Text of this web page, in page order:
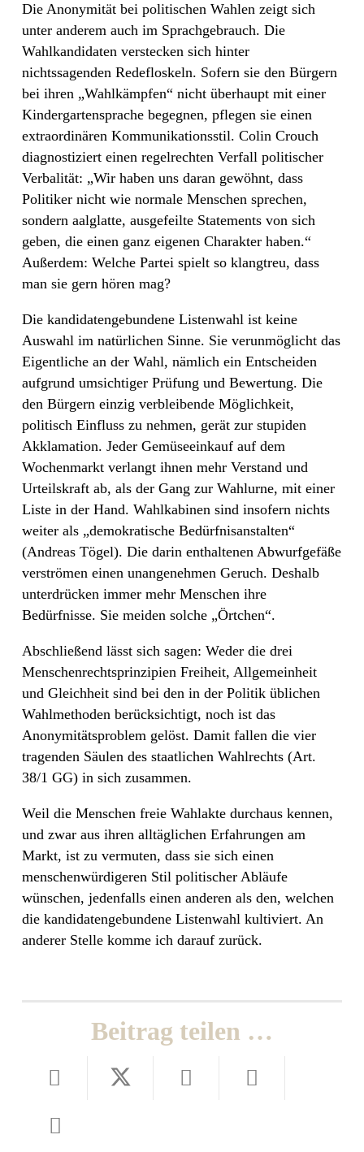
Die Anonymität bei politischen Wahlen zeigt sich
unter anderem auch im Sprachgebrauch. Die
Wahlkandidaten verstecken sich hinter
nichtssagenden Redefloskeln. Sofern sie den Bürgern
bei ihren „Wahlkämpfen“ nicht überhaupt mit einer
Kindergartensprache begegnen, pflegen sie einen
extraordinären Kommunikationsstil. Colin Crouch
diagnostiziert einen regelrechten Verfall politischer
Verbalität: „Wir haben uns daran gewöhnt, dass
Politiker nicht wie normale Menschen sprechen,
sondern aalglatte, ausgefeilte Statements von sich
geben, die einen ganz eigenen Charakter haben.“
Außerdem: Welche Partei spielt so klangtreu, dass
man sie gern hören mag?
Die kandidatengebundene Listenwahl ist keine
Auswahl im natürlichen Sinne. Sie verunmöglicht das
Eigentliche an der Wahl, nämlich ein Entscheiden
aufgrund umsichtiger Prüfung und Bewertung. Die
den Bürgern einzig verbleibende Möglichkeit,
politisch Einfluss zu nehmen, gerät zur stupiden
Akklamation. Jeder Gemüseeinkauf auf dem
Wochenmarkt verlangt ihnen mehr Verstand und
Urteilskraft ab, als der Gang zur Wahlurne, mit einer
Liste in der Hand. Wahlkabinen sind insofern nichts
weiter als „demokratische Bedürfnisanstalten“
(Andreas Tögel). Die darin enthaltenen Abwurfgefäße
verströmen einen unangenehmen Geruch. Deshalb
unterdrücken immer mehr Menschen ihre
Bedürfnisse. Sie meiden solche „Örtchen“.
Abschließend lässt sich sagen: Weder die drei
Menschenrechtsprinzipien Freiheit, Allgemeinheit
und Gleichheit sind bei den in der Politik üblichen
Wahlmethoden berücksichtigt, noch ist das
Anonymitätsproblem gelöst. Damit fallen die vier
tragenden Säulen des staatlichen Wahlrechts (Art.
38/1 GG) in sich zusammen.
Weil die Menschen freie Wahlakte durchaus kennen,
und zwar aus ihren alltäglichen Erfahrungen am
Markt, ist zu vermuten, dass sie sich einen
menschenwürdigeren Stil politischer Abläufe
wünschen, jedenfalls einen anderen als den, welchen
die kandidatengebundene Listenwahl kultiviert. An
anderer Stelle komme ich darauf zurück.
Beitrag teilen …